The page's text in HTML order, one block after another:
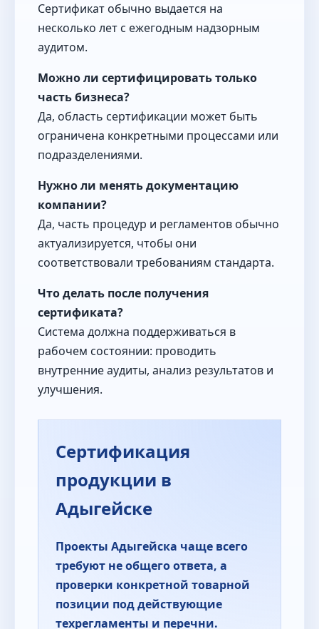
Сертификат обычно выдается на
несколько лет с ежегодным надзорным
аудитом.
Можно ли сертифицировать только
часть бизнеса?
Да, область сертификации может быть
ограничена конкретными процессами или
подразделениями.
Нужно ли менять документацию
компании?
Да, часть процедур и регламентов обычно
актуализируется, чтобы они
соответствовали требованиям стандарта.
Что делать после получения
сертификата?
Система должна поддерживаться в
рабочем состоянии: проводить
внутренние аудиты, анализ результатов и
улучшения.
Сертификация
продукции в
Адыгейске
Проекты Адыгейска чаще всего
требуют не общего ответа, а
проверки конкретной товарной
позиции под действующие
техрегламенты и перечни.